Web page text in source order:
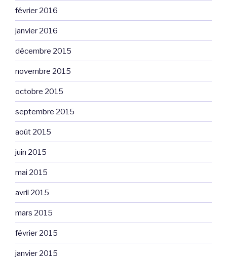
février 2016
janvier 2016
décembre 2015
novembre 2015
octobre 2015
septembre 2015
août 2015
juin 2015
mai 2015
avril 2015
mars 2015
février 2015
janvier 2015